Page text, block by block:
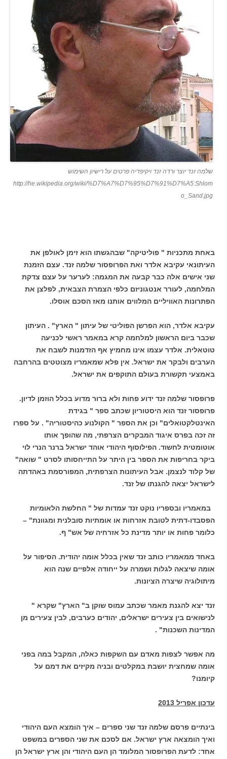
שלמה זנד יוצר ורדה זנד ויקיפדיה פרטים על רישיון השימוש
http://he.wikipedia.org/wiki/%D7%A7%D7%95%D7%91%D7%A5:Shlom
o_Sand.jpg
באחת מתכניות " פוליטיקה" שבהגשתו הוא זימן לאולפן את
העיתונאי עקיבא אלדר ואת הפרופסור שלמה זנד. עצם הזמנת
שני אישים אלה כבר קבעה את המגמה: לערער על עצם צדקת
המלחמה, לעורר אנטגוניזם כלפי הצמרת הצבאית, לפלצן את
הפתרונות האוויליים המלווים אותנו מאז הסכם אוסלו.
עקיבא אלדר, הוא הפרשן הפוליטי של עיתון " הארץ" . העיתון
שכבר ביום הראשון למלחמה קרא במאמר ראשי לכניעה
טוטאלית. אלדר עצמו אינו מחמיץ אף הזדמנות לשבח את
הערבים ולבקר את ישראל. אין פלא שמאמריו מצוטטים בהרחבה
באמצעי תקשורת בעולם התוקפים את ישראל.
פרופסור שלמה זנד ידוע פחות ולא ברור מדוע בכלל הוזמן לדיון.
פרופסור זנד הוא היסטוריון שכתב ספר " בגידת
האינטלקטואלים" וכן את הספר " הקולנוע כהיסטוריה" . על ספרו
זה זכה בפרס איגוד המבקרים הצרפתי, מה שהופך אותו
אוטומטית לחשוד. הפילוסוף היהודי אוהד ישראל ברנר הנרי לוי
ביקר בחריפות את הספר בין היתר על התייחסותו לסרט " שואה"
של קלוד לנצמן. אבל העיתונות הצרפתית, המפורסמת באהדתה
לישראל יצאה להגנתו של זנד.
במאמריו ובספריו נוקט זנד עמדות של " החלשת הלאומיות
הפסבדו-דתית לטובת אזרחות או אומתיות סובלנית ומגוונת" –
כלומר פחות או יותר מדינת כל אזרחיה של אש" ף.
באחד ממאמריו כותב זנד שאין בכלל אומה יהודית. הסיפור על
אומה שיצאה לגלות ושמרה על ייחודה אלפיים שנה הוא
מיתולוגיה שיצרה הציונות.
זנד יצא להגנת מאמר שכתב עמוס שוקן ב" הארץ" שקרא "
לנישואים בין צעירים ישראלים, יהודים כערבים, לבין צעירים מן
המדינות השכנות" .
מה אפשר לצפות מאדם עם השקפות כאלה, המקבל במה בפני
אומה שמחצית יושבת במקלטים ובניה מקיזים את דמם על
קיומנו?
עדכון אפריל 2013
בינתיים פרסם שלמה זנד שני ספרים – איך הומצא העם היהודי
ואיך הומצאה ארץ ישראל. אם לסכם את שני הספרים במשפט
אחד: לדעת הפרופסור המלומד הן העם היהודי והן ארץ ישראל הן